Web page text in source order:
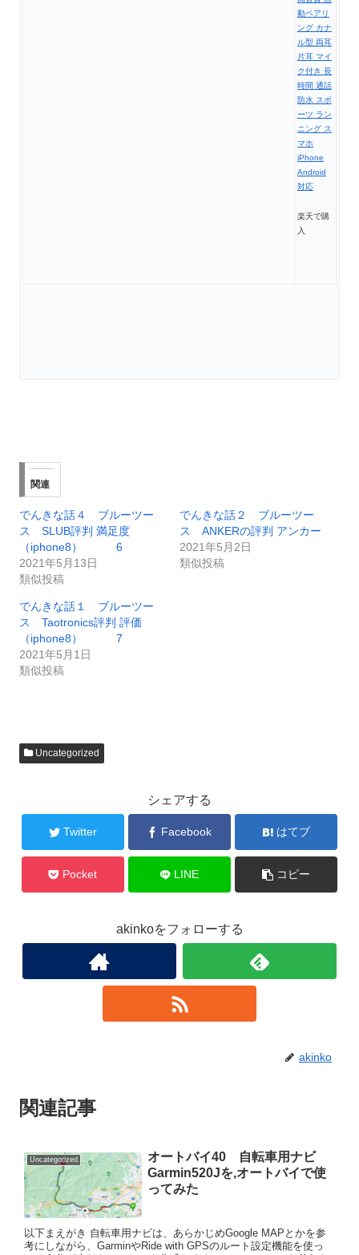
動ペアリ
ング カナ
ル型 両耳
片耳 マイ
ク付き 長
時間 通話
防水 スポ
ーツ ラン
ニング ス
マホ
iPhone
Android
対応
楽天で購
入
関連
でんきな話４ ブルーツー
ス SLUB評判 満足度
（iphone8） 6
2021年5月13日
類似投稿
でんきな話２ ブルーツー
ス ANKERの評判 アンカー
2021年5月2日
類似投稿
でんきな話１ ブルーツー
ス Taotronics評判 評価
（iphone8） 7
2021年5月1日
類似投稿
Uncategorized
シェアする
Twitter Facebook はてブ
Pocket LINE コピー
akinkoをフォローする
akinko
関連記事
Uncategorized
オートバイ40 自転車用ナビ
Garmin520Jを,オートバイで使
ってみた
以下まえがき 自転車用ナビは、あらかじめGoogle MAPとかを参
考にしながら、GarminやRide with GPSのルート設定機能を使っ